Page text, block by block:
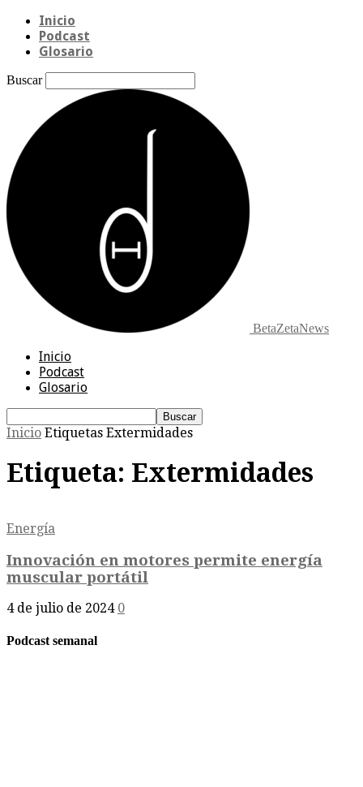
Inicio
Podcast
Glosario
Buscar
BetaZetaNews
Inicio
Podcast
Glosario
Inicio Etiquetas Extermidades
Etiqueta: Extermidades
Energía
Innovación en motores permite energía
muscular portátil
4 de julio de 2024 0
Podcast semanal